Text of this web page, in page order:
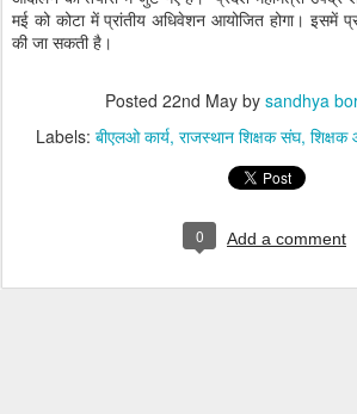
मई को कोटा में प्रांतीय अधिवेशन आयोजित होगा। इसमें
की जा सकती है।
Posted 22nd May by sandhya
Labels: बीएलओ कार्य राजस्थान शिक्षक संघ शिक्षक
0 Add a comment